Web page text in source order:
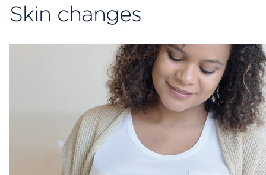
Skin changes